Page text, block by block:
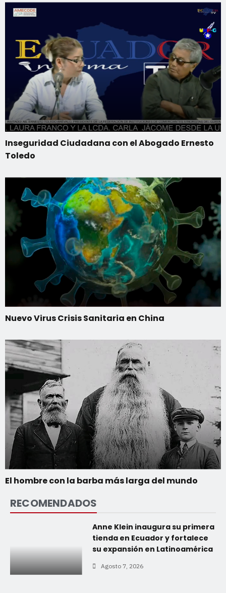
Inseguridad Ciudadana con el Abogado Ernesto
Toledo
Nuevo Virus Crisis Sanitaria en China
El hombre con la barba más larga del mundo
RECOMENDADOS
Anne Klein inaugura su primera
tienda en Ecuador y fortalece
su expansión en Latinoamérica
Agosto 7, 2026